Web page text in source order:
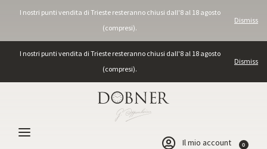
I nostri punti vendita di Trieste resteranno chiusi dall'8 al 18 agosto
(compresi).
Dismiss
I nostri punti vendita di Trieste resteranno chiusi dall'8 al 18 agosto
(compresi).
Dismiss
Il mio account 0